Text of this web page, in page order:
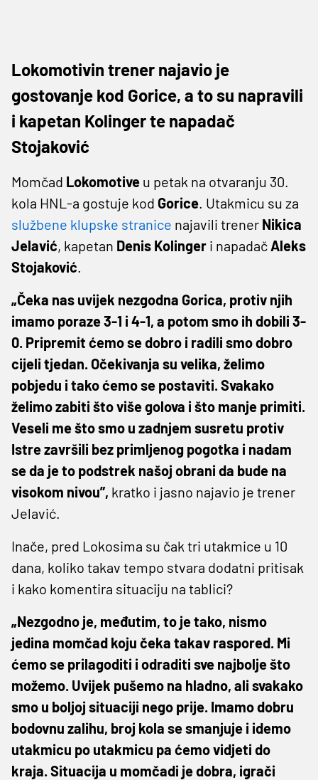
Lokomotivin trener najavio je
gostovanje kod Gorice, a to su napravili
i kapetan Kolinger te napadač
Stojaković
Momčad Lokomotive u petak na otvaranju 30.
kola HNL-a gostuje kod Gorice. Utakmicu su za
službene klupske stranice najavili trener Nikica
Jelavić, kapetan Denis Kolinger i napadač Aleks
Stojaković.
„Čeka nas uvijek nezgodna Gorica, protiv njih
imamo poraze 3-1 i 4-1, a potom smo ih dobili 3-
0. Pripremit ćemo se dobro i radili smo dobro
cijeli tjedan. Očekivanja su velika, želimo
pobjedu i tako ćemo se postaviti. Svakako
želimo zabiti što više golova i što manje primiti.
Veseli me što smo u zadnjem susretu protiv
Istre završili bez primljenog pogotka i nadam
se da je to podstrek našoj obrani da bude na
visokom nivou”, kratko i jasno najavio je trener
Jelavić.
Inače, pred Lokosima su čak tri utakmice u 10
dana, koliko takav tempo stvara dodatni pritisak
i kako komentira situaciju na tablici?
„Nezgodno je, međutim, to je tako, nismo
jedina momčad koju čeka takav raspored. Mi
ćemo se prilagoditi i odraditi sve najbolje što
možemo. Uvijek pušemo na hladno, ali svakako
smo u boljoj situaciji nego prije. Imamo dobru
bodovnu zalihu, broj kola se smanjuje i idemo
utakmicu po utakmicu pa ćemo vidjeti do
kraja. Situacija u momčadi je dobra, igrači